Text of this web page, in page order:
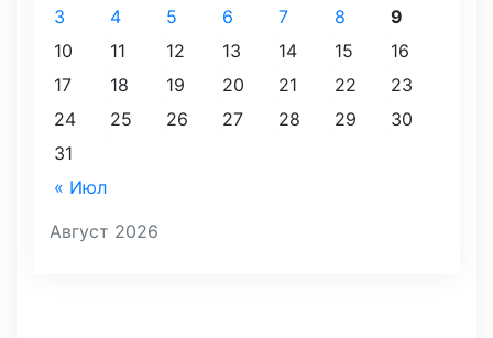
Август 2026
« Июл
3
4 5 6 7 8
9
10
11 12 13 14 15
16
17
18 19 20 21 22
23
24
25 26 27 28 29
30
31